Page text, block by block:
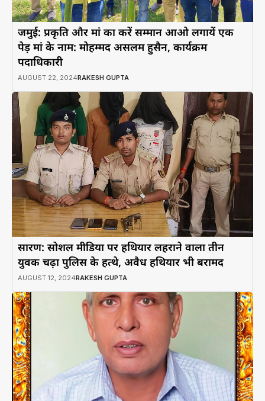
जमुई: प्रकृति और मां का करें सम्मान आओ लगायें एक
पेड़ मां के नाम: मोहम्मद असलम हुसैन, कार्यक्रम
पदाधिकारी
AUGUST 22, 2024RAKESH GUPTA
सारण: सोशल मीडिया पर हथियार लहराने वाला तीन
युवक चढ़ा पुलिस के हत्थे, अवैध हथियार भी बरामद
AUGUST 12, 2024RAKESH GUPTA